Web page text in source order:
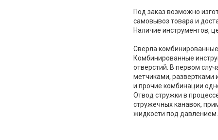
Под заказ возможно
самовывоз товара и
Наличие инструментов,
Сверла
Комбинированные
отверстий. В первом
метчиками, развертками
и прочие комбинации
Отвод стружки в
стружечных канавок,
жидкости под давлением.